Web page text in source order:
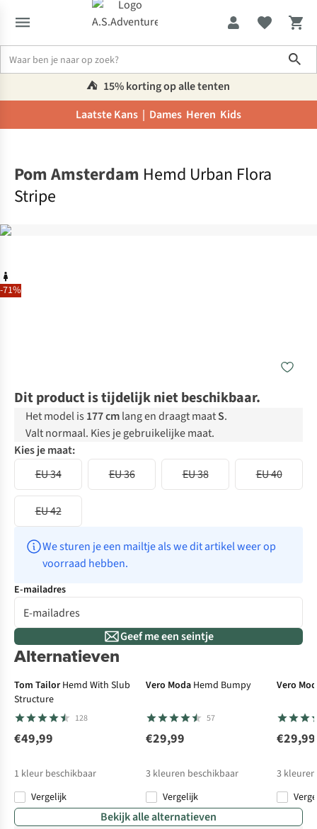
⛺️ 15% korting op alle tenten
Laatste Kans | Dames Heren Kids
-71%
Pom Amsterdam Hemd Urban Flora
Stripe
Dit product is tijdelijk niet beschikbaar.
Het model is 177 cmlang en draagt maatS.
Valt normaal. Kies je gebruikelijke maat.
Kies je maat:
EU 34
EU 36 EU 38 EU 40
EU 42
We sturen je een mailtje als we dit artikel weer op
voorraad hebben.
E-mailadres
Geef me een seintje
Alternatieven
Tom Tailor Hemd With Slub
Structure
128
€49,99
1 kleur beschikbaar
Vergelijk
Vero Moda Hemd Bumpy
57
€29,99
3 kleuren beschikbaar
Vergelijk
Vero
€29,99
3
Bekijk alle alternatieven